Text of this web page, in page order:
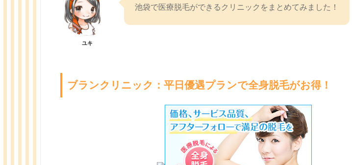
ユキ
池袋で医療脱毛ができるクリニックをまとめてみました！
ブランクリニック：平日優遇プランで全身脱毛がお得！